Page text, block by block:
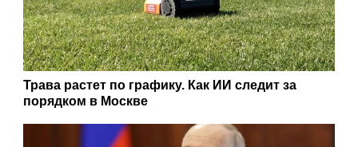
Трава растет по графику. Как ИИ следит за
порядком в Москве